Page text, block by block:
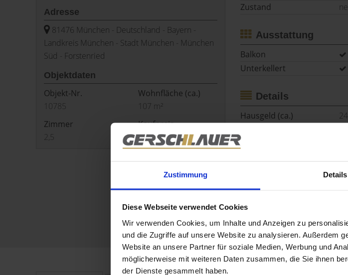
Zustimmung Details
Diese Webseite verwendet Cookies
Wir verwenden Cookies, um Inhalte und Anzeigen zu
und die Zugriffe auf unsere Website zu analysieren. Außerdem
Website an unsere Partner für soziale Medien, Werbung und
möglicherweise mit weiteren Daten zusammen, die Sie ihnen
der Dienste gesammelt haben.
Adresse
81476 München - Deutschland - Bayern -
Landkreis München - Stadt München - München
Süd - Forstenried
Objektdaten
Objekt-Nr.
10785
Wohnfläche (ca.)
107 m²
Zimmer
2,5
Kaufpreis
Preis auf Anfrage
Zustand
Ausstattung
Balkon
Unterkellert
Details
Hausgeld (ca.)